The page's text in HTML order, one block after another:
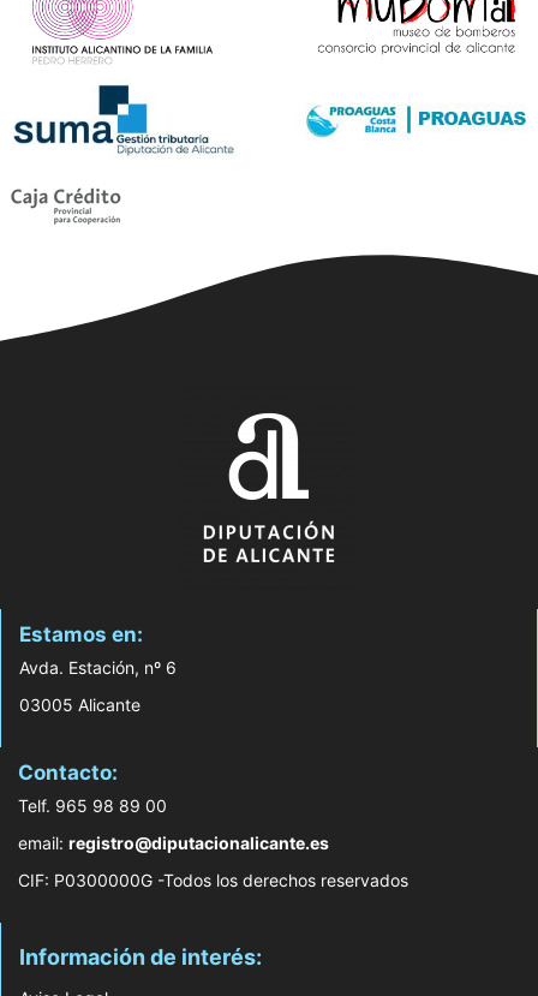
Estamos en:
Avda. Estación, nº 6
03005 Alicante
Contacto:
Telf. 965 98 89 00
email: registro@diputacionalicante.es
CIF: P0300000G -Todos los derechos reservados
Información de interés: